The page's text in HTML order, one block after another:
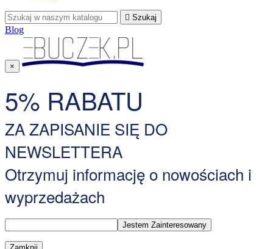
 Szukaj
Blog
×
5% RABATU
ZA ZAPISANIE SIĘ DO
NEWSLETTERA
Otrzymuj informację o nowościach i
wyprzedażach